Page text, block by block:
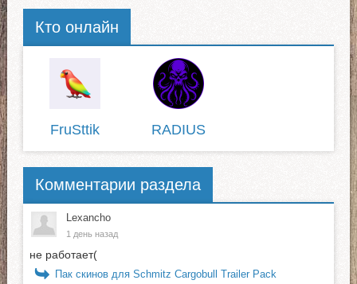
Кто онлайн
FruSttik RADIUS
Комментарии раздела
Lexancho
1 день назад
не работает(
Пак скинов для Schmitz Cargobull Trailer Pack